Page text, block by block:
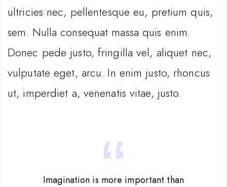
ultricies nec, pellentesque eu, pretium quis,
sem. Nulla consequat massa quis enim.
Donec pede justo, fringilla vel, aliquet nec,
vulputate eget, arcu. In enim justo, rhoncus
ut, imperdiet a, venenatis vitae, justo.
Imagination is more important than